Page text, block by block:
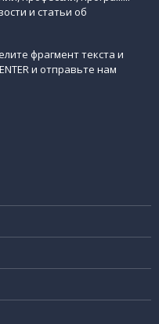
и статьи об
фрагмент текста и
и отправьте нам